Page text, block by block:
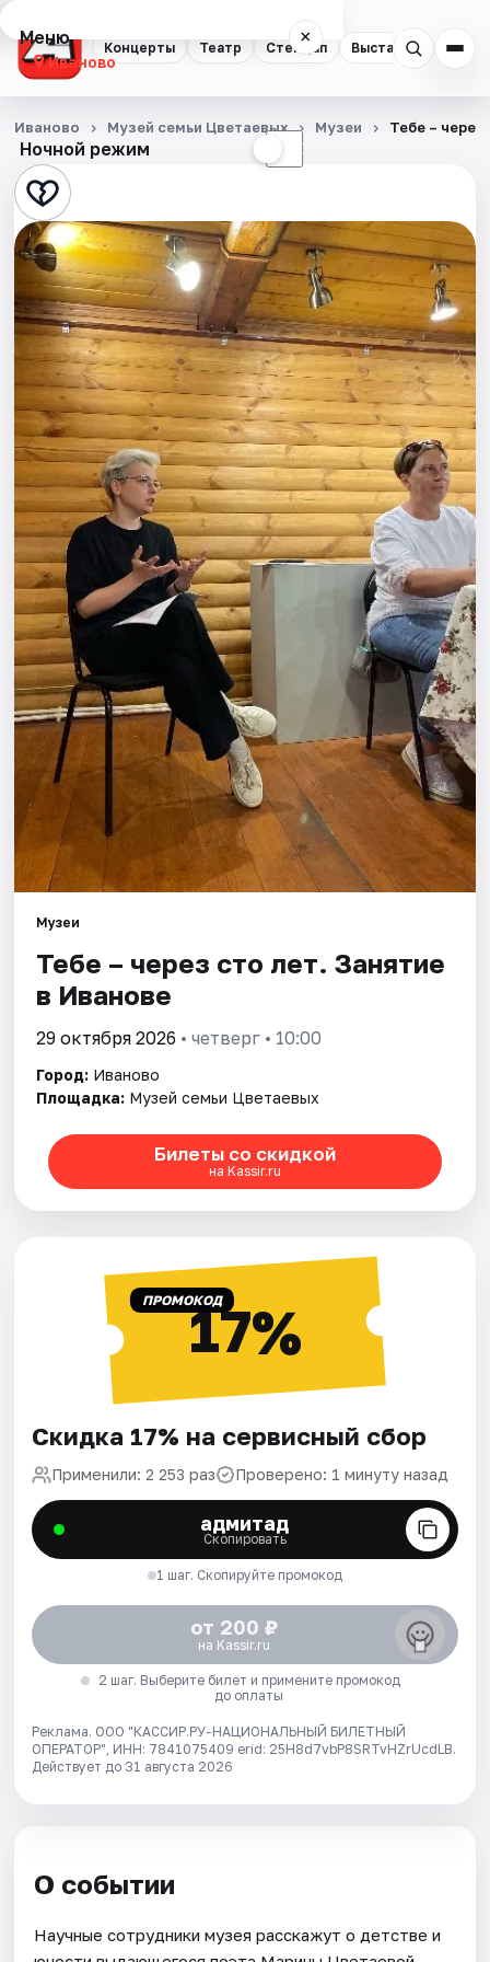
Концерты Театр Стендап Выставки Спорт
Меню ×
Иваново
Концерты
Театр
Стендап
Выставки
Спорт
События
Города
Площадки
Артисты
Рейтинги
Ночной режим ☾
Иваново Музей семьи Цветаевых Музеи Тебе –
Музеи
Тебе – через сто лет. Занятие
в Иванове
29 октября 2026 • четверг • 10:00
Город: Иваново
Площадка: Музей семьи Цветаевых
Билеты со скидкой
на Kassir.ru
ПРОМОКОД17%
Скидка 17% на сервисный сбор
Применили: 2 253 раз Проверено: 1 минуту назад
адмитад
Скопировать
1 шаг. Скопируйте промокод
от 200 ₽
на Kassir.ru
2 шаг. Выберите билет и примените промокод
до оплаты
Реклама. ООО "КАССИР.РУ-НАЦИОНАЛЬНЫЙ БИЛЕТНЫЙ
ОПЕРАТОР", ИНН: 7841075409 erid: 25H8d7vbP8SRTvHZrUcdLB.
Действует до 31 августа 2026
О событии
Научные сотрудники музея расскажут о детстве и